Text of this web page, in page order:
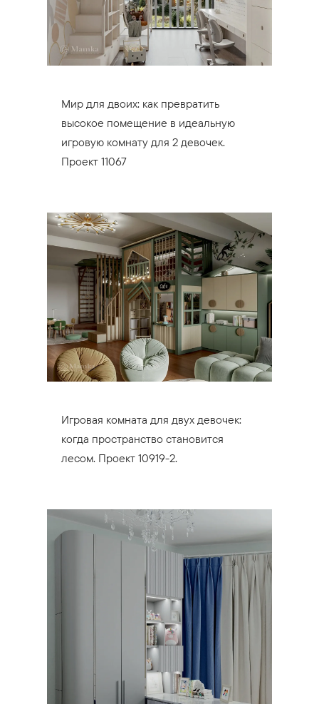
Мир для двоих: как превратить
высокое помещение в идеальную
игровую комнату для 2 девочек.
Проект 11067
Игровая комната для двух девочек:
когда пространство становится
лесом. Проект 10919-2.